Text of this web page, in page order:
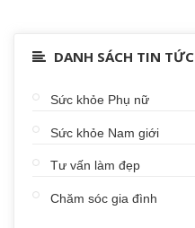
DANH SÁCH TIN TỨC
Sức khỏe Phụ nữ
Sức khỏe Nam giới
Tư vấn làm đẹp
Chăm sóc gia đình